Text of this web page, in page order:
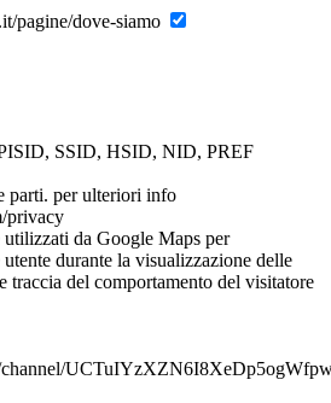
pagine/dove-siamo
SSID, HSID, NID, PREF
parti. per ulteriori info
privacy
utilizzati da Google Maps per
durante la visualizzazione delle
traccia del comportamento del visitatore